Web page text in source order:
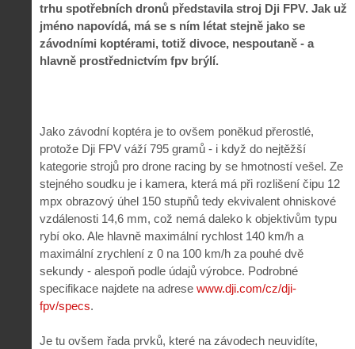
trhu spotřebních dronů představila stroj Dji FPV. Jak už
jméno napovídá, má se s ním létat stejně jako se
závodními koptérami, totiž divoce, nespoutaně - a
hlavně prostřednictvím fpv brýlí.
Jako závodní koptéra je to ovšem poněkud přerostlé,
protože Dji FPV váží 795 gramů - i když do nejtěžší
kategorie strojů pro drone racing by se hmotností vešel. Ze
stejného soudku je i kamera, která má při rozlišení čipu 12
mpx obrazový úhel 150 stupňů tedy ekvivalent ohniskové
vzdálenosti 14,6 mm, což nemá daleko k objektivům typu
rybí oko. Ale hlavně maximální rychlost 140 km/h a
maximální zrychlení z 0 na 100 km/h za pouhé dvě
sekundy - alespoň podle údajů výrobce. Podrobné
specifikace najdete na adrese www.dji.com/cz/dji-
fpv/specs.
Je tu ovšem řada prvků, které na závodech neuvidíte,